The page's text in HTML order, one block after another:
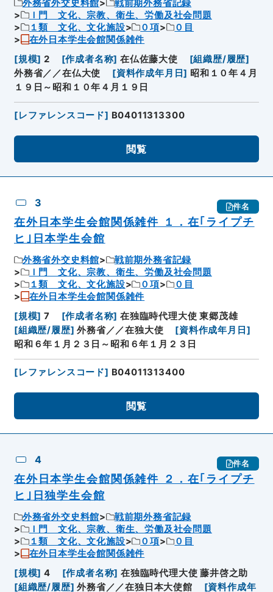
外務省外交史料館
戦前期外務省記録
Ｉ門 文化、宗教、衛生、労働及社会問題
１類 文化、文化施設
０項
０目
在外日本学生会館関係雑件
[規模] 2 [作成者名称] 在仏佐藤大使 [組織歴/履歴]
外務省／／在仏大使
[資料作成年月日] 昭和１０年４月
１９日～昭和１０年４月１９日
[レファレンスコード] B04011313300
閲覧
3 件名
在外日本学生会館関係雑件 １．在｢ライプチ
ヒ｣日本学生会館
外務省外交史料館
戦前期外務省記録
Ｉ門 文化、宗教、衛生、労働及社会問題
１類 文化、文化施設
０項
０目
在外日本学生会館関係雑件
[規模] 7 [作成者名称] 在独臨時代理大使 東郷茂雄
[組織歴/履歴] 外務省／／在独大使 [資料作成年月日 ]
昭和６年１月２３日～昭和６年１月２３日
[レファレンスコード] B04011313400
閲覧
4 件名
在外日本学生会館関係雑件 ２．在｢ライプチ
ヒ｣日独学生会館
外務省外交史料館
戦前期外務省記録
Ｉ門 文化、宗教、衛生、労働及社会問題
１類 文化、文化施設
０項
０目
在外日本学生会館関係雑件
[規模] 4 [作成者名称] 在独臨時代理大使 藤井啓之助
[組織歴/履歴] 外務省／／在独日本大使館 [資料作成年